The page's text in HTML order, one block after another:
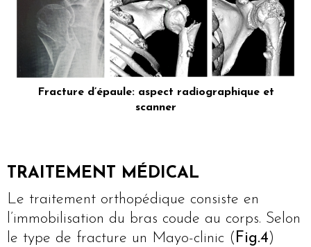
Fracture d’épaule: aspect radiographique et
scanner
TRAITEMENT MÉDICAL
Le traitement orthopédique consiste en
l’immobilisation du bras coude au corps. Selon
le type de fracture un Mayo-clinic ( Fig.4)